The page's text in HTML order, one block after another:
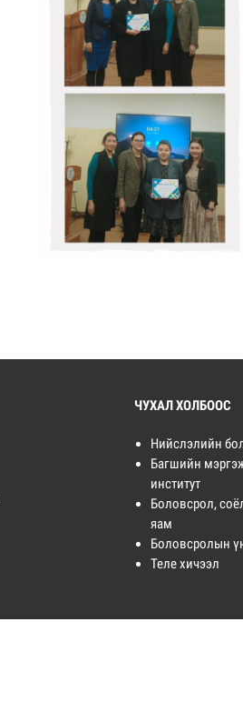
ЧУХАЛ ХОЛБООС
Нийслэлийн
Багшийн
институт
Боловсрол,
яам
Боловсролын
Теле хичээл